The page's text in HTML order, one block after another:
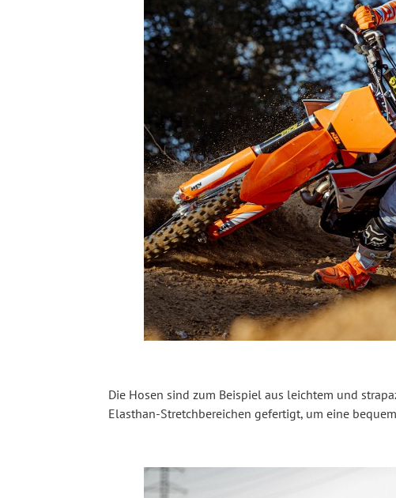
Die Hosen sind zum Beispiel aus leichtem und
Elasthan-Stretchbereichen gefertigt, um eine